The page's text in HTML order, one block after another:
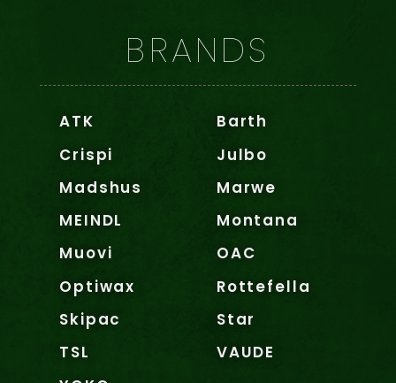
BRANDS
ATK
Barth
Crispi
Julbo
Madshus
Marwe
MEINDL
Montana
Muovi
OAC
Optiwax
Rottefella
Skipac
Star
TSL
VAUDE